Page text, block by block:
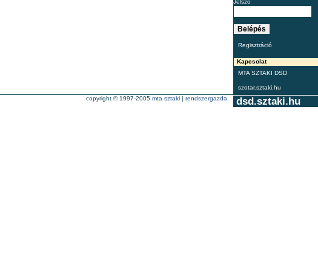
Jelszó
Regisztráció
Kapcsolat
MTA SZTAKI DSD
szotar.sztaki.hu
dsd.sztaki.hu
copyright © 1997-2005 mta sztaki | rendszergazda